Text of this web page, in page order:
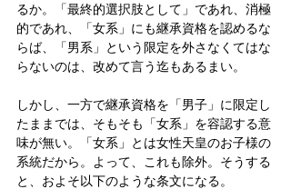
るか。「最終的選択肢として」であれ、消極
的であれ、「女系」にも継承資格を認めるな
らば、「男系」という限定を外さなくてはな
らないのは、改めて言う迄もあるまい。
しかし、一方で継承資格を「男子」に限定し
たままでは、そもそも「女系」を容認する意
味が無い。「女系」とは女性天皇のお子様の
系統だから。よって、これも除外。そうする
と、およそ以下のような条文になる。